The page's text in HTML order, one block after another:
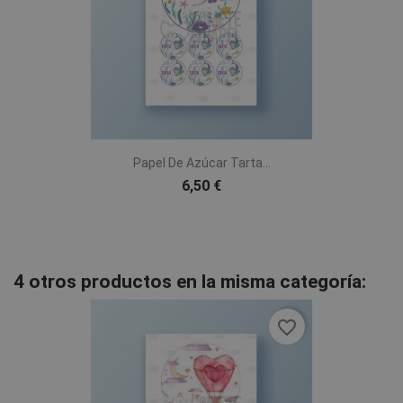
Papel De Azúcar Tarta...
6,50 €
4 otros productos en la misma categoría:
favorite_border